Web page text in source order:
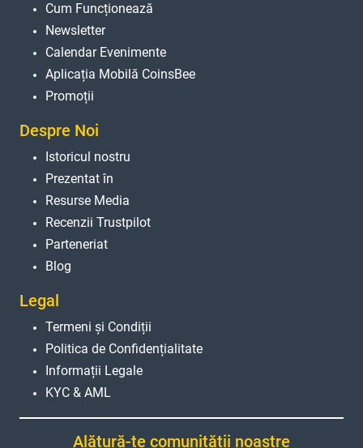
Cum Funcționează
Newsletter
Calendar Evenimente
Aplicația Mobilă CoinsBee
Promoții
Despre Noi
Istoricul nostru
Prezentat în
Resurse Media
Recenzii Trustpilot
Parteneriat
Blog
Legal
Termeni și Condiții
Politica de Confidențialitate
Informații Legale
KYC & AML
Alătură-te comunității noastre